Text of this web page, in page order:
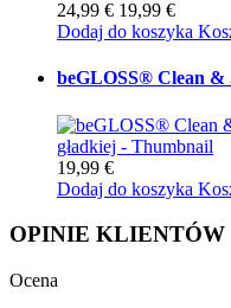
24,99 € 19,99 €
Dodaj do koszyka
beGLOSS® Clean &
19,99 €
Dodaj do koszyka
OPINIE KLIENTÓW
Ocena